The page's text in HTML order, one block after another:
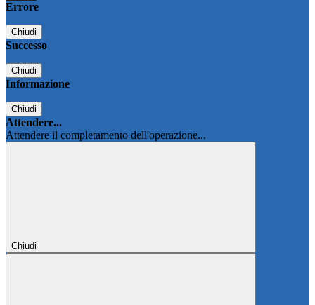
Errore
Chiudi
Successo
Chiudi
Informazione
Chiudi
Attendere...
Attendere il completamento dell'operazione...
Chiudi